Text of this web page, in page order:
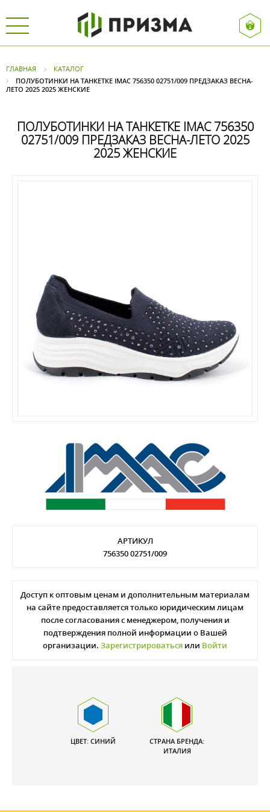
ГЛАВНАЯ
КАТАЛОГ
ПОЛУБОТИНКИ НА ТАНКЕТКЕ IMAC 756350 02751/009 ПРЕДЗАКАЗ ВЕСНА-
ЛЕТО 2025 2025 ЖЕНСКИЕ
ПОЛУБОТИНКИ НА ТАНКЕТКЕ IMAC 756350
02751/009 ПРЕДЗАКАЗ ВЕСНА-ЛЕТО 2025
2025 ЖЕНСКИЕ
АРТИКУЛ
756350 02751/009
Доступ к оптовым ценам и дополнительным материалам
на сайте предоставляется только юридическим лицам
после согласования с менеджером, получения и
подтверждения полной информации о Вашей
организации. Зарегистрироваться или Войти
ЦВЕТ: СИНИЙ
СТРАНА БРЕНДА:
ИТАЛИЯ